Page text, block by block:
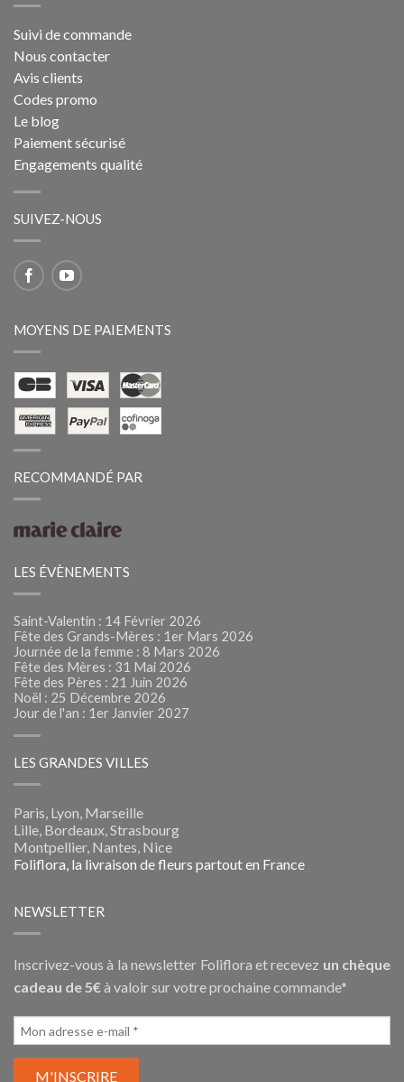
Suivi de commande
Nous contacter
Avis clients
Codes promo
Le blog
Paiement sécurisé
Engagements qualité
SUIVEZ-NOUS
MOYENS DE PAIEMENTS
RECOMMANDÉ PAR
LES ÉVÈNEMENTS
Saint-Valentin : 14 Février 2026
Fête des Grands-Mères : 1er Mars 2026
Journée de la femme : 8 Mars 2026
Fête des Mères : 31 Mai 2026
Fête des Pères : 21 Juin 2026
Noël : 25 Décembre 2026
Jour de l'an : 1er Janvier 2027
LES GRANDES VILLES
Paris, Lyon, Marseille
Lille, Bordeaux, Strasbourg
Montpellier, Nantes, Nice
Foliflora, la livraison de fleurs partout en France
NEWSLETTER
Inscrivez-vous à la newsletter Foliflora et recevez un chèque
cadeau de 5€à valoir sur votre prochaine commande*